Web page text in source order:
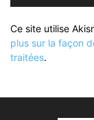
Ce site utilise
plus sur la façon
traitées.